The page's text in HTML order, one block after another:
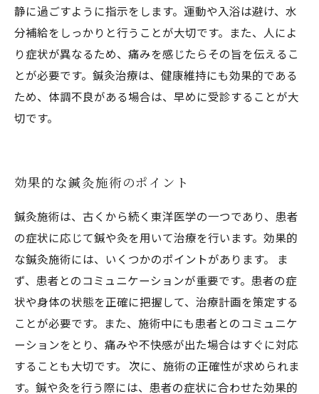
静に過ごすように指示をします。運動や入浴は避け、水
分補給をしっかりと行うことが大切です。また、人によ
り症状が異なるため、痛みを感じたらその旨を伝えるこ
とが必要です。鍼灸治療は、健康維持にも効果的である
ため、体調不良がある場合は、早めに受診することが大
切です。
効果的な鍼灸施術のポイント
鍼灸施術は、古くから続く東洋医学の一つであり、患者
の症状に応じて鍼や灸を用いて治療を行います。効果的
な鍼灸施術には、いくつかのポイントがあります。 ま
ず、患者とのコミュニケーションが重要です。患者の症
状や身体の状態を正確に把握して、治療計画を策定する
ことが必要です。また、施術中にも患者とのコミュニケ
ーションをとり、痛みや不快感が出た場合はすぐに対応
することも大切です。 次に、施術の正確性が求められま
す。鍼や灸を行う際には、患者の症状に合わせた効果的